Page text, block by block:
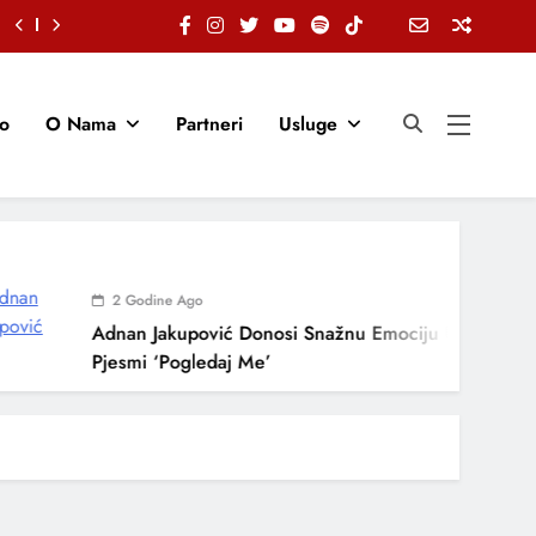
O Nama Partneri Usluge
2 Godine Ago
Adnan Jakupović Donosi Snažnu Emociju U Novoj
Pjesmi ‘Pogledaj Me’